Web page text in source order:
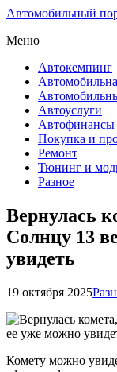
Автомобильный
Меню
Автокемпинг
Автоуслуги
Автофинансы
Покупка и
Ремонт
Тюнинг и
Разное
Вернулась
Солнцу 13
увидеть
19 октября 2025
Комету можно